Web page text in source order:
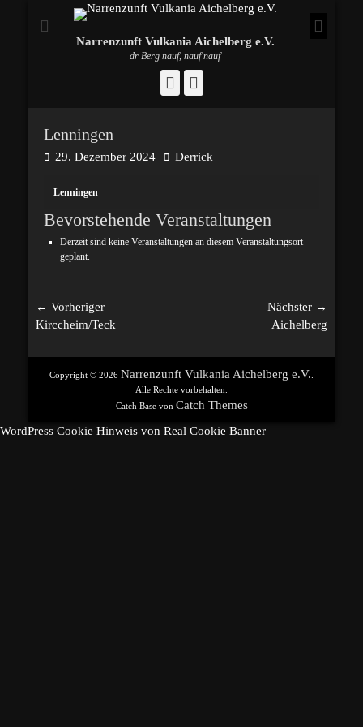
Narrenzunft Vulkania Aichelberg e.V.
dr Berg nauf, nauf nauf
Facebook
Lenningen
Posted29. Dezember 2024 AutorDerrick
Lenningen
Bevorstehende Veranstaltungen
Derzeit sind keine Veranstaltungen an diesem Veranstaltungsort
geplant.
Beitragsnavigation
← Vorheriger
Vorheriger
Kirccheim/Teck
Nächster →
Aichelberg
Copyright © 2026 Narrenzunft Vulkania Aichelberg e.V.
Alle Rechte vorbehalten.
Catch Base von Catch Themes
WordPress Cookie Hinweis von Real Cookie Banner